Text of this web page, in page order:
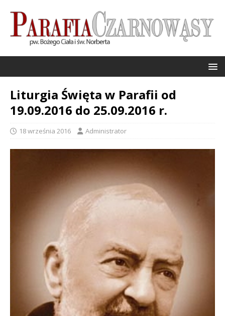
Liturgia Święta w Parafii od
19.09.2016 do 25.09.2016 r.
18 września 2016 Administrator